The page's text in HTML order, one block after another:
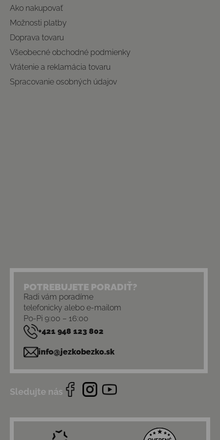
Ako nakupovať
Možnosti platby
Doprava tovaru
Všeobecné obchodné podmienky
Vrátenie a reklamácia tovaru
Spracovanie osobných údajov
POTREBUJETE PORADIŤ?
Radi vám poradíme
telefonicky alebo e-mailom
Po-Pi 9:00 – 16:00
+421 948 123 802
info@jezkobezko.sk
Sledujte nás